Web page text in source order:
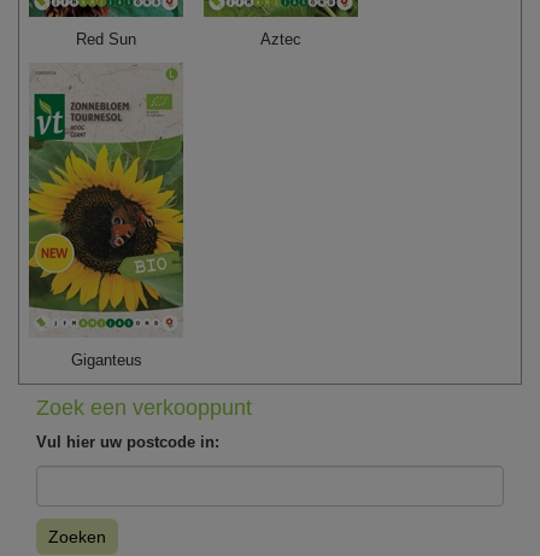
Red Sun Aztec
Giganteus
Zoek een verkooppunt
Vul hier uw postcode in:
Zoeken